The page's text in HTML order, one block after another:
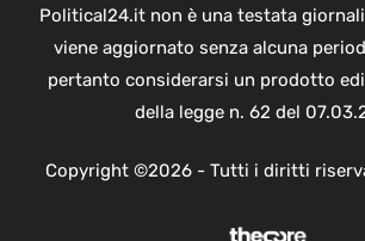
Political24.it non è una testata
viene aggiornato senza alcuna
pertanto considerarsi un prodotto
della legge n. 62 del
Copyright ©2026 - Tutti i diritti